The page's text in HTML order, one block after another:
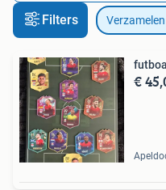
Filters Verzamelen
€